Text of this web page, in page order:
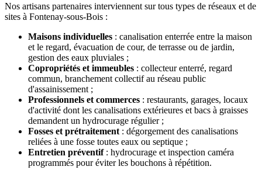
Nos artisans partenaires interviennent sur tous types de réseaux et de
sites à Fontenay-sous-Bois :
Maisons individuelles : canalisation enterrée entre la maison
et le regard, évacuation de cour, de terrasse ou de jardin,
gestion des eaux pluviales ;
Copropriétés et immeubles : collecteur enterré, regard
commun, branchement collectif au réseau public
d'assainissement ;
Professionnels et commerces : restaurants, garages, locaux
d'activité dont les canalisations extérieures et bacs à graisses
demandent un hydrocurage régulier ;
Fosses et prétraitement : dégorgement des canalisations
reliées à une fosse toutes eaux ou septique ;
Entretien préventif: hydrocurage et inspection caméra
programmés pour éviter les bouchons à répétition.